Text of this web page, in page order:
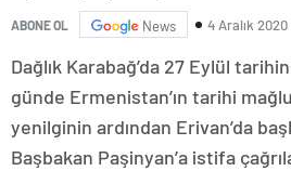
ABONE OL News 4 Aralık
Dağlık Karabağ’da 27 Eylül
günde Ermenistan’ın tarihi
yenilginin ardından Erivan’da
Başbakan Paşinyan’a istifa